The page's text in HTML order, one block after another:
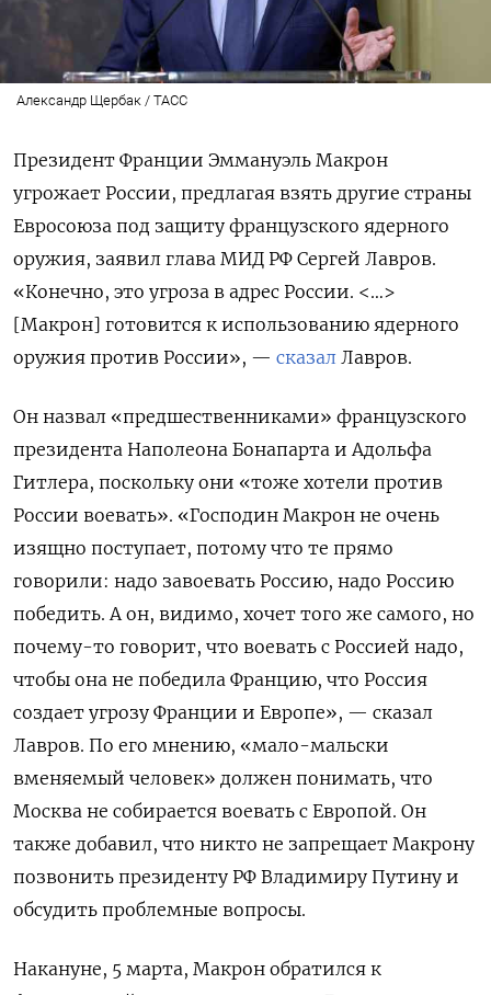
Александр Щербак / ТАСС
Президент Франции Эммануэль Макрон
угрожает России, предлагая взять другие страны
Евросоюза под защиту французского ядерного
оружия, заявил глава МИД РФ Сергей Лавров.
«Конечно, это угроза в адрес России. <…>
[Макрон] готовится к использованию ядерного
оружия против России», — сказал Лавров.
Он назвал «предшественниками» французского
президента Наполеона Бонапарта и Адольфа
Гитлера, поскольку они «тоже хотели против
России воевать». «Господин Макрон не очень
изящно поступает, потому что те прямо
говорили: надо завоевать Россию, надо Россию
победить. А он, видимо, хочет того же самого, но
почему-то говорит, что воевать с Россией надо,
чтобы она не победила Францию, что Россия
создает угрозу Франции и Европе», — сказал
Лавров. По его мнению, «мало-мальски
вменяемый человек» должен понимать, что
Москва не собирается воевать с Европой. Он
также добавил, что никто не запрещает Макрону
позвонить президенту РФ Владимиру Путину и
обсудить проблемные вопросы.
Накануне, 5 марта, Макрон обратился к